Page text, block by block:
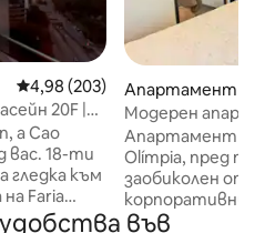
Средна оценка: 4,98 от 5,
4,98 (203)
20F |
а Сао
вас. 18-ти
към
Faria
Апартамент –
Модерен
Олимпия пред
Апартамент в
Olímpia, пред
заобиколен от
корпоративни,
търговски
във